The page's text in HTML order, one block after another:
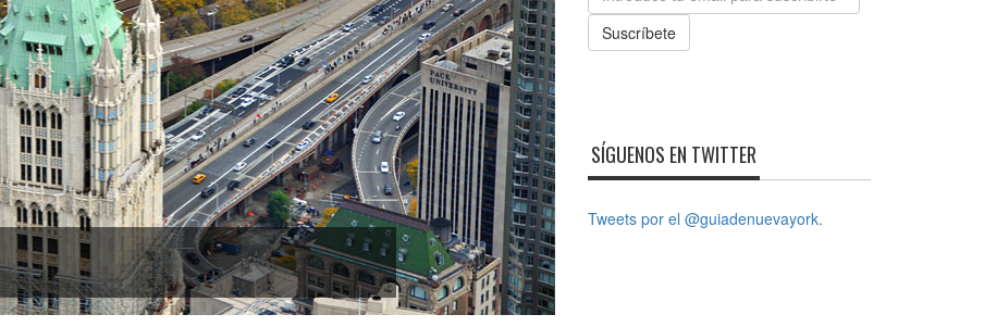
Suscríbete
SÍGUENOS EN TWITTER
Tweets por el @guiadenuevayork.